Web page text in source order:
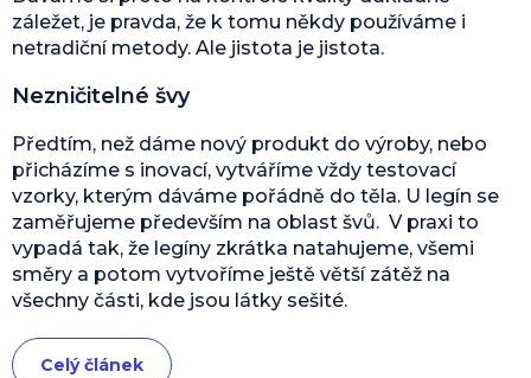
záležet, je pravda, že k tomu někdy používáme i
netradiční metody. Ale jistota je jistota.
Nezničitelné švy
Předtím, než dáme nový produkt do výroby, nebo
přicházíme s inovací, vytváříme vždy testovací
vzorky, kterým dáváme pořádně do těla. U legín se
zaměřujeme především na oblast švů. V praxi to
vypadá tak, že legíny zkrátka natahujeme, všemi
směry a potom vytvoříme ještě větší zátěž na
všechny části, kde jsou látky sešité.
Celý článek